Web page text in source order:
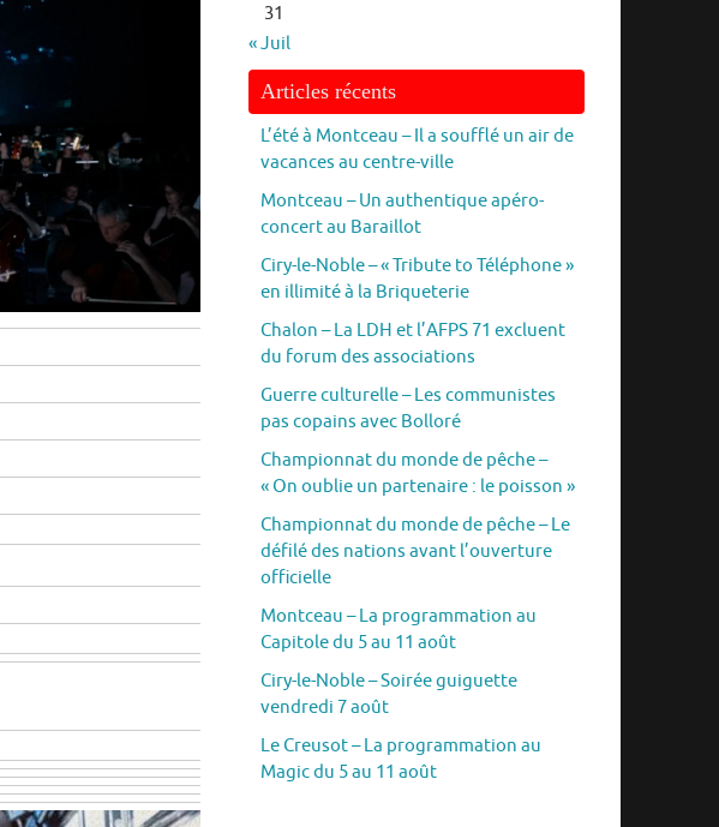
31
« Juil
Articles récents
L’été à Montceau – Il a soufflé un air de
vacances au centre-ville
Montceau – Un authentique apéro-
concert au Baraillot
Ciry-le-Noble – « Tribute to Téléphone »
en illimité à la Briqueterie
Chalon – La LDH et l’AFPS 71 excluent
du forum des associations
Guerre culturelle – Les communistes
pas copains avec Bolloré
Championnat du monde de pêche –
« On oublie un partenaire : le poisson »
Championnat du monde de pêche – Le
défilé des nations avant l’ouverture
officielle
Montceau – La programmation au
Capitole du 5 au 11 août
Ciry-le-Noble – Soirée guiguette
vendredi 7 août
Le Creusot – La programmation au
Magic du 5 au 11 août